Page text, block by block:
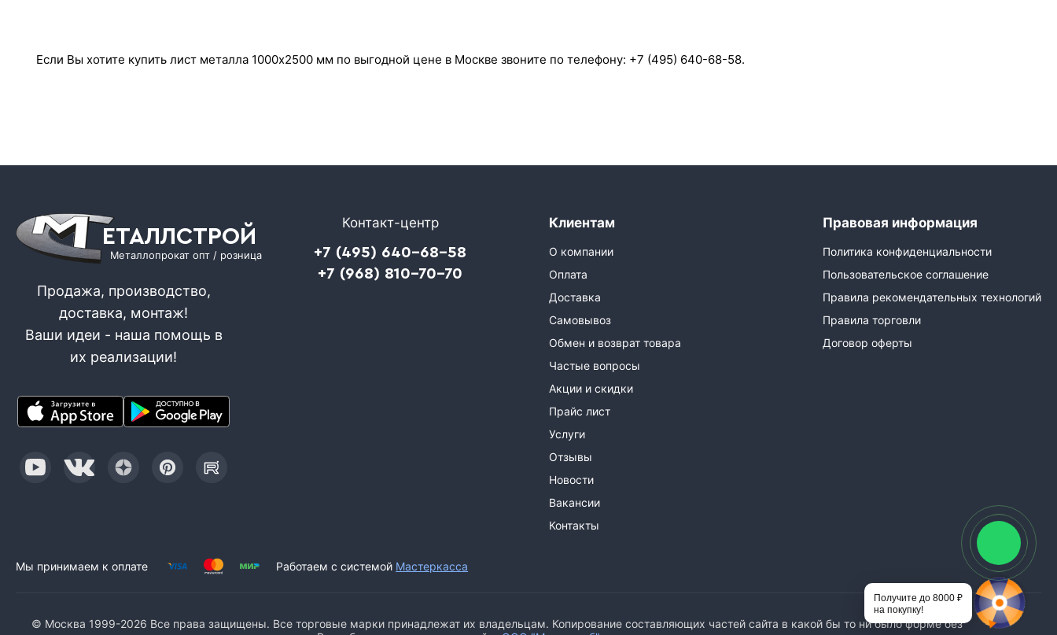
Если Вы хотите купить лист металла 1000х2500 мм по выгодной цене в Москве звоните по телефону: +7 (495) 640-68-58.
ЕТАЛЛСТРОЙ
Металлопрокат опт / розница
Продажа, производство,
доставка, монтаж!
Ваши идеи - наша помощь в
их реализации!
Контакт-центр
+7 (495) 640-68-58
+7 (968) 810-70-70
Клиентам
О компании
Оплата
Доставка
Самовывоз
Обмен и возврат товара
Частые вопросы
Акции и скидки
Прайс лист
Услуги
Отзывы
Новости
Вакансии
Контакты
Правовая информация
Политика конфиденциальности
Пользовательское соглашение
Правила рекомендательных технологий
Правила торговли
Договор оферты
Мы принимаем к оплате Работаем с системой Мастеркасса
© Москва 1999-2026 Все права защищены. Все торговые марки принадлежат их владельцам. Копирование составляющих частей сайта в какой бы то ни было форме без
Получите до 8000 ₽
на покупку!